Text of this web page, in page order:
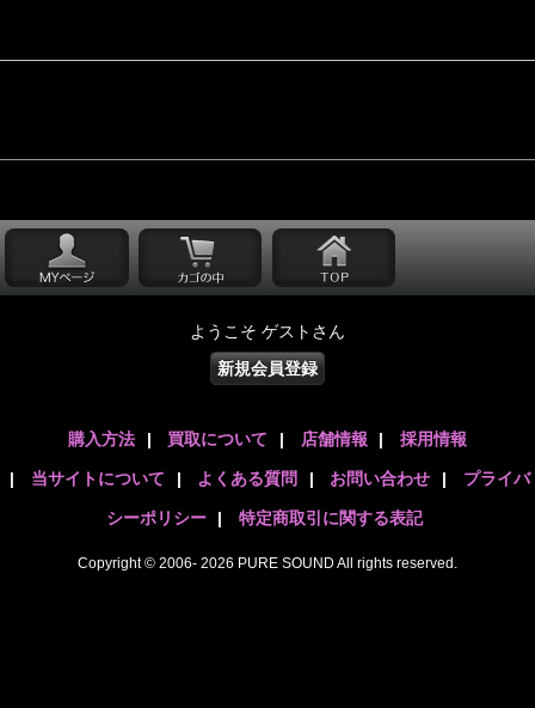
ようこそ ゲストさん
新規会員登録
購入方法 | 買取について | 店舗情報 | 採用情報
| 当サイトについて | よくある質問 | お問い合わせ | プライバ
シーポリシー | 特定商取引に関する表記
Copyright © 2006- 2026 PURE SOUND All rights reserved.